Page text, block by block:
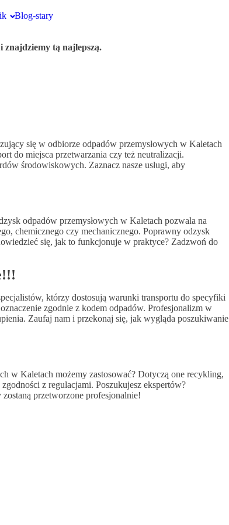
Blog-stary
tą najlepszą.
się w odbiorze odpadów przemysłowych w Kaletach
do miejsca przetwarzania czy też neutralizacji.
środowiskowych. Zaznacz nasze usługi, aby
odpadów przemysłowych w Kaletach pozwala na
chemicznego czy mechanicznego. Poprawny odzysk
się, jak to funkcjonuje w praktyce? Zadzwoń do
którzy dostosują warunki transportu do specyfiki
zgodnie z kodem odpadów. Profesjonalizm w
Zaufaj nam i przekonaj się, jak wygląda poszukiwanie
w Kaletach możemy zastosować? Dotyczą one recykling,
z regulacjami. Poszukujesz ekspertów?
przetworzone profesjonalnie!